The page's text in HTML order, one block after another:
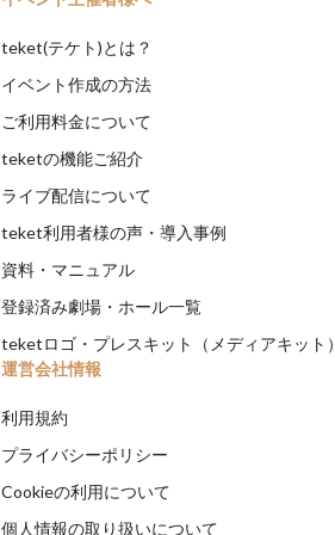
teket(テケト)とは？
イベント作成の方法
ご利用料金について
teketの機能ご紹介
ライブ配信について
teket利用者様の声・導入事例
資料・マニュアル
登録済み劇場・ホール一覧
teketロゴ・プレスキット（メディアキット）
運営会社情報
利用規約
プライバシーポリシー
Cookieの利用について
個人情報の取り扱いについて